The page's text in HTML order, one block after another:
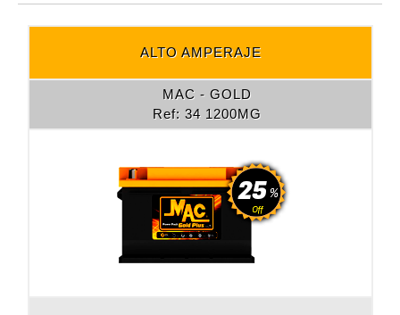
ALTO AMPERAJE
MAC - GOLD
Ref: 34 1200MG